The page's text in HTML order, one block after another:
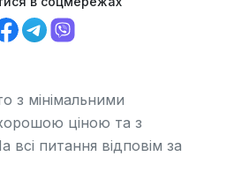
з мінімальними
ціною та з
питання відповім за